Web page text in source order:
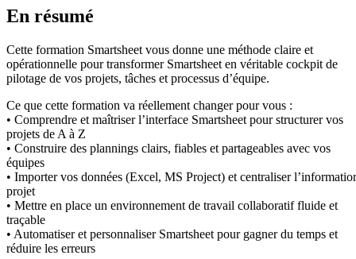
En résumé
Cette formation Smartsheet vous donne une méthode claire et
opérationnelle pour transformer Smartsheet en véritable cockpit de
pilotage de vos projets, tâches et processus d’équipe.
Ce que cette formation va réellement changer pour vous :
• Comprendre et maîtriser l’interface Smartsheet pour structurer vos
projets de A à Z
• Construire des plannings clairs, fiables et partageables avec vos
équipes
• Importer vos données (Excel, MS Project) et centraliser
projet
• Mettre en place un environnement de travail collaboratif fluide et
traçable
• Automatiser et personnaliser Smartsheet pour gagner du temps et
réduire les erreurs